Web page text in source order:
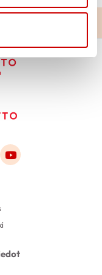
to instagram
Link to youtube